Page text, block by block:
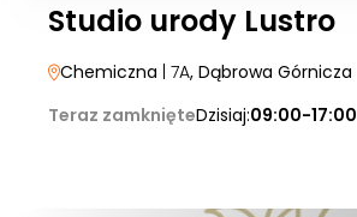
Studio urody Lustro
Chemiczna | 7A, Dąbrowa Górnicza
Teraz zamknięteDzisiaj:09:00-17:00